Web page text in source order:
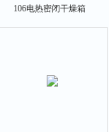
106电热密闭干燥箱
1100×1200×1800